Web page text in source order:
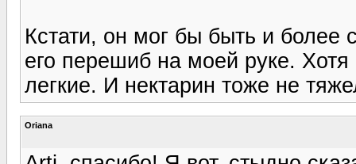
Кстати, он мог бы быть и более
его перешиб на моей руке.
легкие. И нектарин тоже не
Oriana